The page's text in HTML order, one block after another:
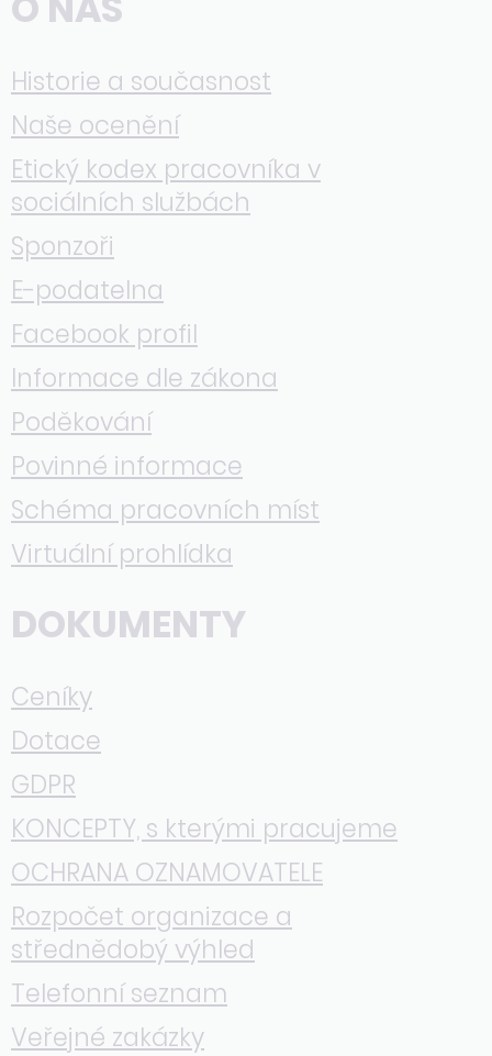
Historie a současnost
Naše ocenění
Etický kodex pracovníka v
sociálních službách
Sponzoři
E-podatelna
Facebook profil
Informace dle zákona
Poděkování
Povinné informace
Schéma pracovních míst
Virtuální prohlídka
DOKUMENTY
Ceníky
Dotace
GDPR
KONCEPTY, s kterými pracujeme
OCHRANA OZNAMOVATELE
Rozpočet organizace a
střednědobý výhled
Telefonní seznam
Veřejné zakázky